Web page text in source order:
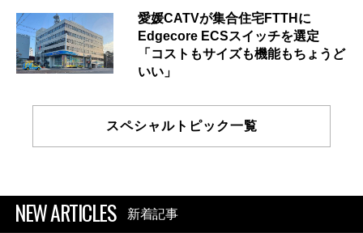
愛媛CATVが集合住宅FTTHに
Edgecore ECSスイッチを選定
「コストもサイズも機能もちょうど
いい」
スペシャルトピック一覧
NEW ARTICLES 新着記事